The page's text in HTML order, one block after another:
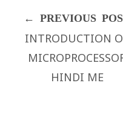
INTRODUCTION
HINDI ME